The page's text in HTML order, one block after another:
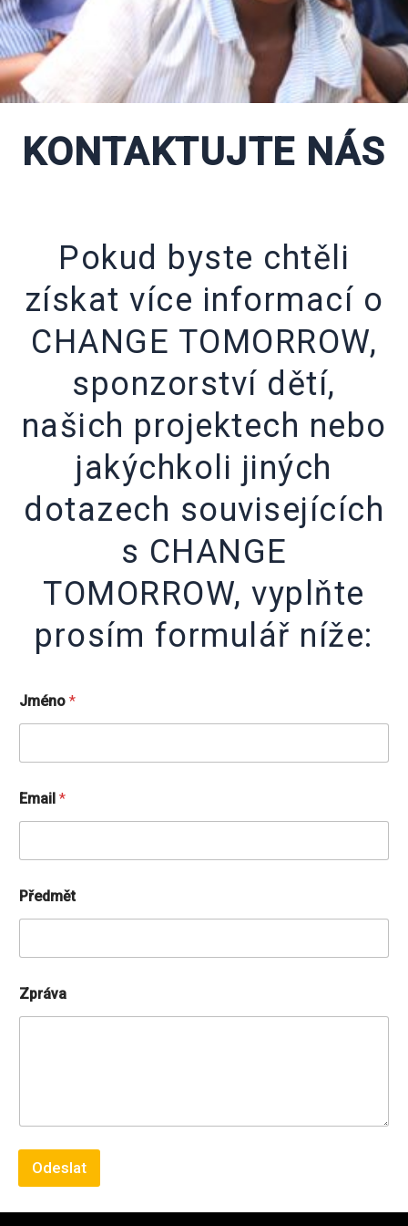
KONTAKTUJTE NÁS
Pokud byste chtěli
získat více informací o
CHANGE TOMORROW,
sponzorství dětí,
našich projektech nebo
jakýchkoli jiných
dotazech souvisejících
s CHANGE
TOMORROW, vyplňte
prosím formulář níže:
Jméno *
Email *
Předmět
Zpráva
Odeslat